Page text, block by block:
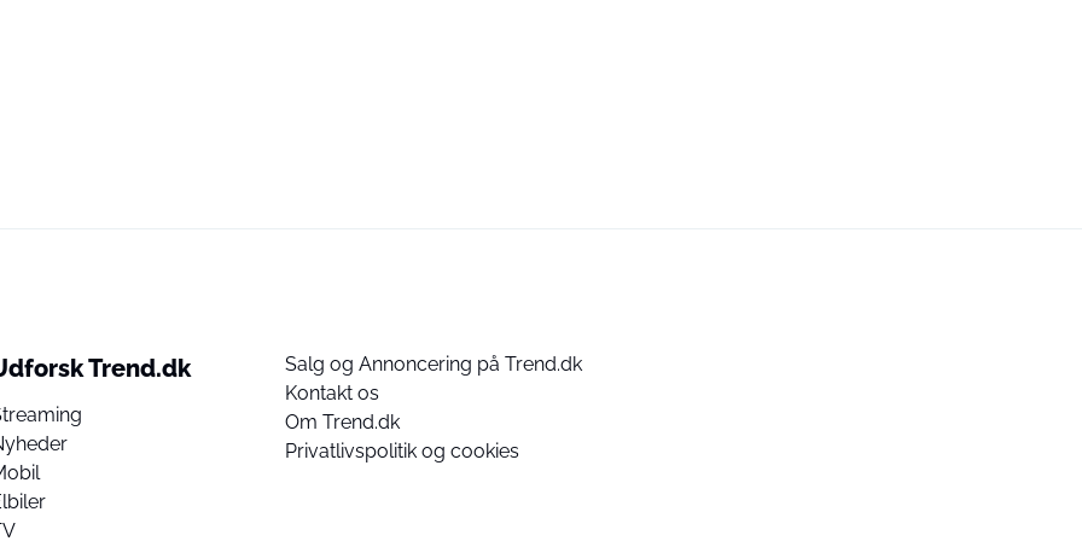
Trend.dk
Salg og Annoncering på Trend.dk
Kontakt os
Om Trend.dk
Privatlivspolitik og cookies